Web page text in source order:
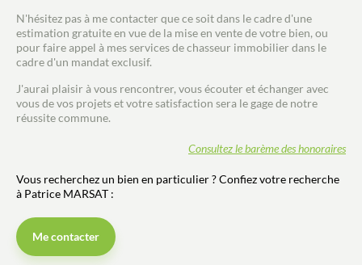
N'hésitez pas à me contacter que ce soit dans le cadre d'une
estimation gratuite en vue de la mise en vente de votre bien, ou
pour faire appel à mes services de chasseur immobilier dans le
cadre d'un mandat exclusif.
J'aurai plaisir à vous rencontrer, vous écouter et échanger avec
vous de vos projets et votre satisfaction sera le gage de notre
réussite commune.
Consultez le barème des honoraires
Vous recherchez un bien en particulier ? Confiez votre recherche
à Patrice MARSAT :
Me contacter